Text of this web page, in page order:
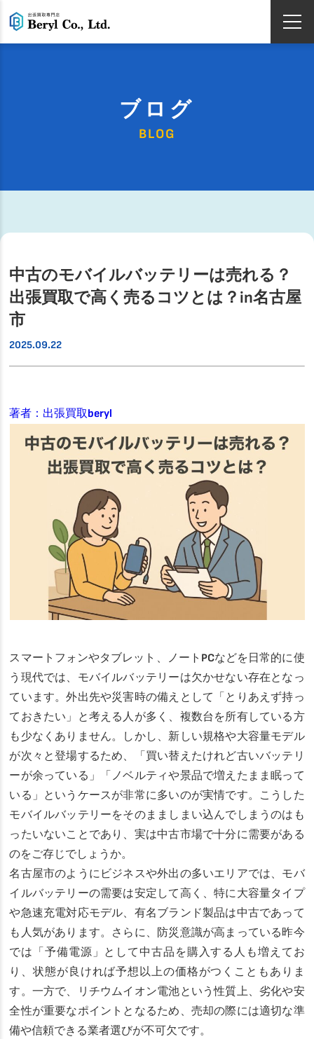
ブログ
BLOG
中古のモバイルバッテリーは売れる？
出張買取で高く売るコツとは？in名古屋
市
2025.09.22
著者：出張買取beryl
スマートフォンやタブレット、ノートPCなどを日常的に使
う現代では、モバイルバッテリーは欠かせない存在となっ
ています。外出先や災害時の備えとして「とりあえず持っ
ておきたい」と考える人が多く、複数台を所有している方
も少なくありません。しかし、新しい規格や大容量モデル
が次々と登場するため、「買い替えたけれど古いバッテリ
ーが余っている」「ノベルティや景品で増えたまま眠って
いる」というケースが非常に多いのが実情です。こうした
モバイルバッテリーをそのまましまい込んでしまうのはも
ったいないことであり、実は中古市場で十分に需要がある
のをご存じでしょうか。
名古屋市のようにビジネスや外出の多いエリアでは、モバ
イルバッテリーの需要は安定して高く、特に大容量タイプ
や急速充電対応モデル、有名ブランド製品は中古であって
も人気があります。さらに、防災意識が高まっている昨今
では「予備電源」として中古品を購入する人も増えてお
り、状態が良ければ予想以上の価格がつくこともありま
す。一方で、リチウムイオン電池という性質上、劣化や安
全性が重要なポイントとなるため、売却の際には適切な準
備や信頼できる業者選びが不可欠です。